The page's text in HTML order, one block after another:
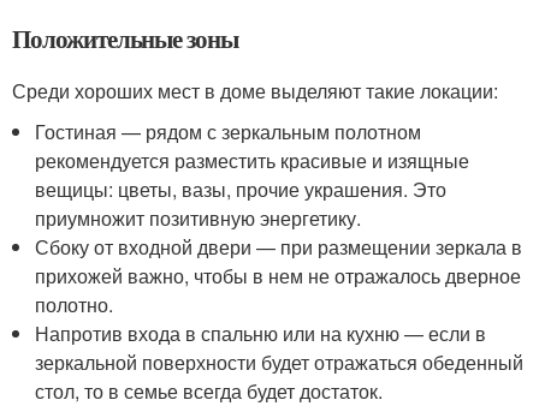
Положительные зоны
Среди хороших мест в доме выделяют такие локации:
Гостиная — рядом с зеркальным полотном
рекомендуется разместить красивые и изящные
вещицы: цветы, вазы, прочие украшения. Это
приумножит позитивную энергетику.
Сбоку от входной двери — при размещении зеркала в
прихожей важно, чтобы в нем не отражалось дверное
полотно.
Напротив входа в спальню или на кухню — если в
зеркальной поверхности будет отражаться обеденный
стол, то в семье всегда будет достаток.